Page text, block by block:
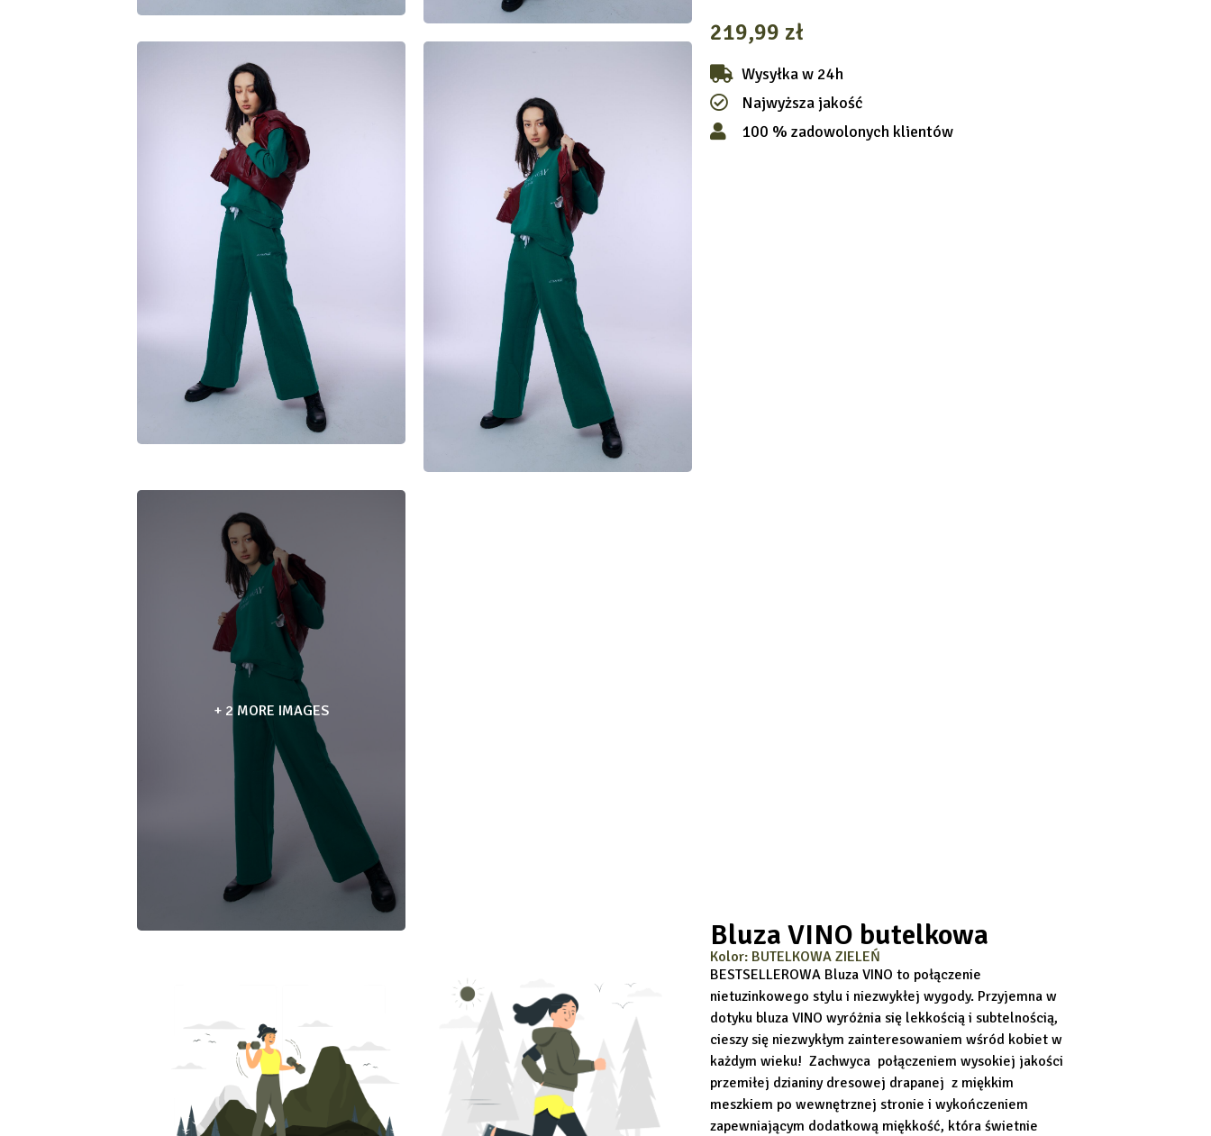
+ 2 MORE IMAGES
219,99 zł
Wysyłka w 24h
Najwyższa jakość
100 % zadowolonych klientów
Bluza VINO butelkowa
Kolor: BUTELKOWA ZIELEŃ
BESTSELLEROWA Bluza VINO to połączenie
nietuzinkowego stylu i niezwykłej wygody. Przyjemna w
dotyku bluza VINO wyróżnia się lekkością i subtelnością,
cieszy się niezwykłym zainteresowaniem wśród kobiet w
każdym wieku! Zachwyca połączeniem wysokiej jakości
przemiłej dzianiny dresowej drapanej z miękkim
meszkiem po wewnętrznej stronie i wykończeniem
zapewniającym dodatkową miękkość, która świetnie